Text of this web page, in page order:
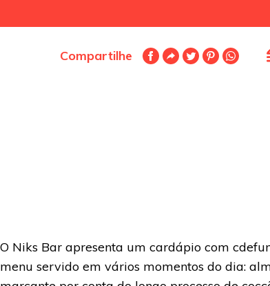
Compartilhe
O Niks Bar apresenta um cardápio com
menu servido em vários momentos do dia: